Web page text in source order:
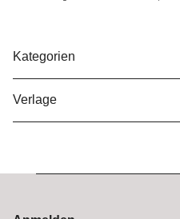
Kategorien
Verlage